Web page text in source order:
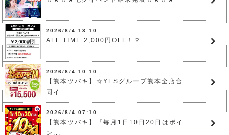
2026/8/4 13:10
ALL TIME 2,000円OFF！？
2026/8/4 10:10
【熊本ツバキ】☆YESグループ熊本全店合
同イ...
2026/8/4 07:10
【熊本ツバキ】『毎月1日10日20日はポイ
ン...